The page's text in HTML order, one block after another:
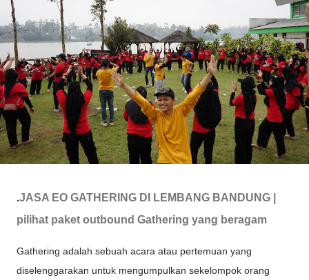
.JASA EO GATHERING DI LEMBANG BANDUNG |
pilihat paket outbound Gathering yang beragam
Gathering adalah sebuah acara atau pertemuan yang
diselenggarakan untuk mengumpulkan sekelompok orang